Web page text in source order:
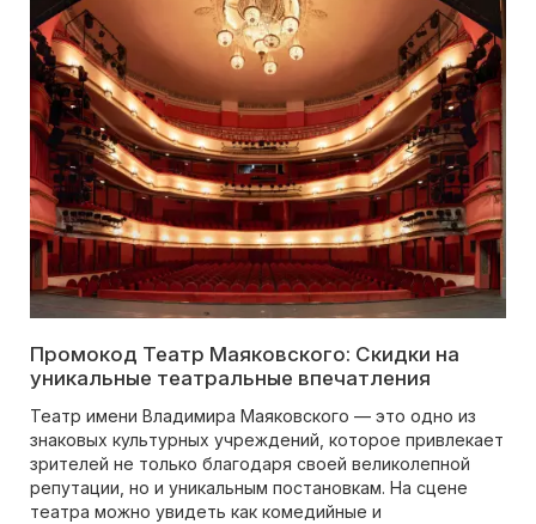
Промокод Театр Маяковского: Скидки на
уникальные театральные впечатления
Театр имени Владимира Маяковского — это одно из
знаковых культурных учреждений, которое привлекает
зрителей не только благодаря своей великолепной
репутации, но и уникальным постановкам. На сцене
театра можно увидеть как комедийные и